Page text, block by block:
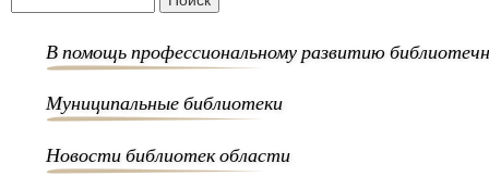
В помощь профессиональному развитию
Муниципальные библиотеки
Новости библиотек области